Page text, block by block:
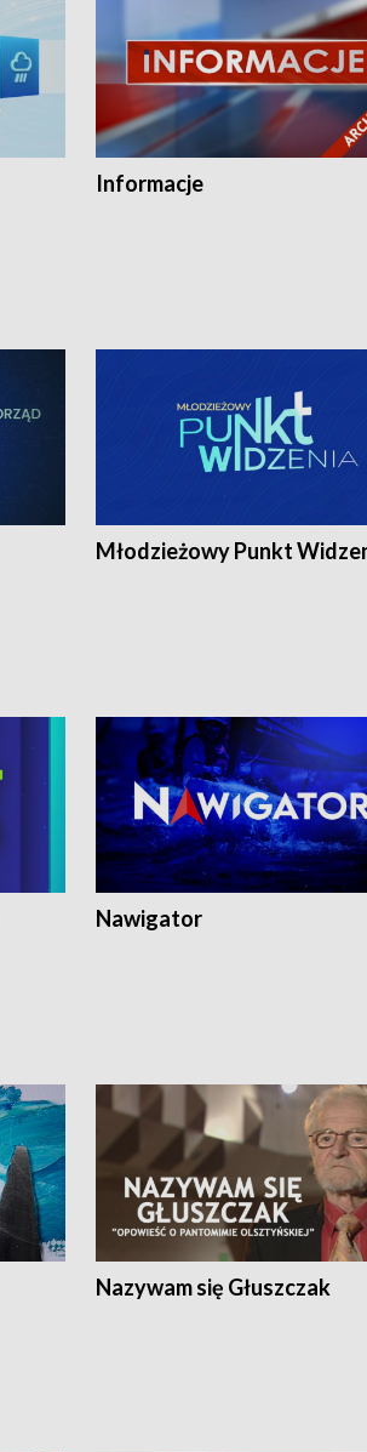
Informacje
Młodzieżowy Punkt
Nawigator
Nazywam się Głuszczak